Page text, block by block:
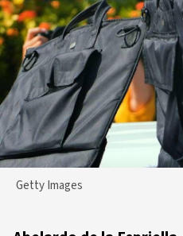
Getty Images